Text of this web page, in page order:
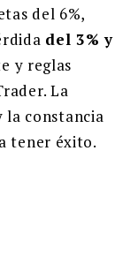
del 6%,
del 3% y
y reglas
La
la constancia
tener éxito.